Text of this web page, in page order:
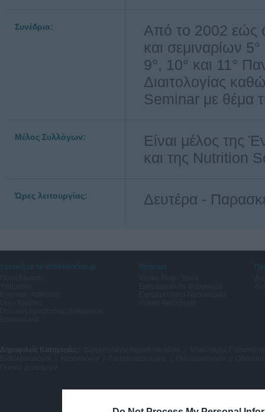
Συνέδρια:
Από το 2002 εώς
και σεμιναρίων
9°, 10° και 11°
Διαιτολογίας
Seminar με θέμα
Μέλος Συλλόγων:
Είναι μέλος της
και της Nutrition
Ώρες λειτουργίας: Δευτέρα -
Σχετικά με το Vriskodoctor.gr
Χρήσιμα
Δημοφιλείς Κατηγορίες: